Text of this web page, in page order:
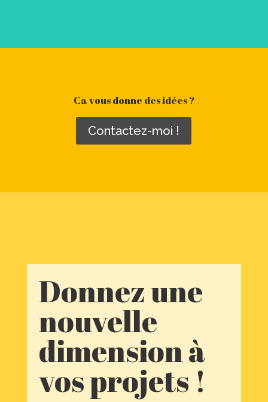
Ca vous donne des idées ?
Contactez-moi !
Donnez une
nouvelle
dimension à
vos projets !